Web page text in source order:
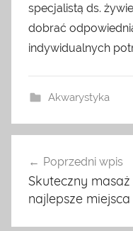
specjalistą ds.
dobrać
indywidualnych
Akwarystyka
wpisu
Poprzedni wpis
Skuteczny
najlepsze